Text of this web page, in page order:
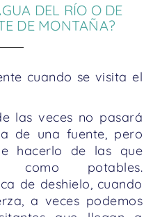
DEL RÍO O DE
DE MONTAÑA?
cuando se visita el
las veces no pasará
de una fuente, pero
hacerlo de las que
como potables.
de deshielo, cuando
a veces podemos